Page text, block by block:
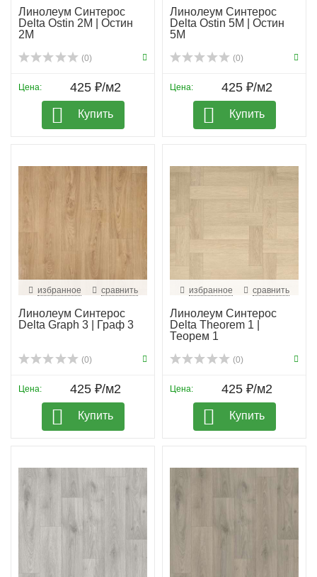
Линолеум Синтерос
Delta Ostin 2M | Остин
2М
(0)
Цена: 425 ₽/м2
Купить
Линолеум Синтерос
Delta Ostin 5M | Остин
5М
(0)
Цена: 425 ₽/м2
Купить
избранное сравнить
Линолеум Синтерос
Delta Graph 3 | Граф 3
(0)
Цена: 425 ₽/м2
Купить
избранное сравнить
Линолеум Синтерос
Delta Theorem 1 |
Теорем 1
(0)
Цена: 425 ₽/м2
Купить